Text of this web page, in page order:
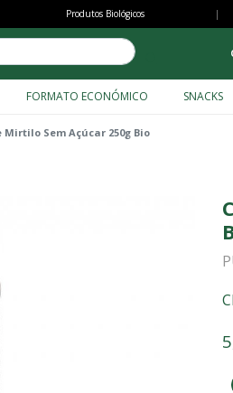
Passar
para
o
conteúdo
principal
Produtos Biológicos |
FORMATO ECONÓMICO SNACKS
Mirtilo Sem Açúcar 250g Bio